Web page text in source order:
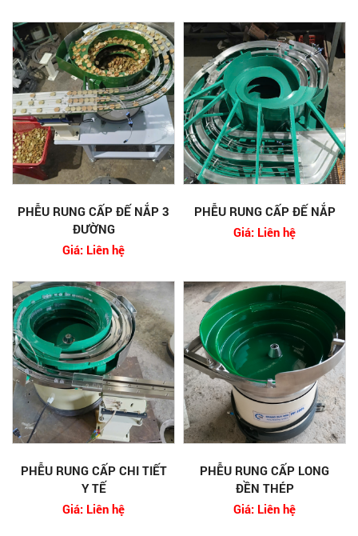
PHỄU RUNG CẤP ĐẾ NẮP 3
ĐƯỜNG
Giá: Liên hệ
PHỄU RUNG CẤP ĐẾ NẮP
Giá: Liên hệ
PHỄU RUNG CẤP CHI TIẾT
Y TẾ
Giá: Liên hệ
PHỄU RUNG CẤP LONG
ĐỀN THÉP
Giá: Liên hệ